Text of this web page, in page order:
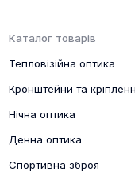
Каталог товарів
Тепловізійна оптика
Кронштейни та
Нічна оптика
Денна оптика
Спортивна зброя